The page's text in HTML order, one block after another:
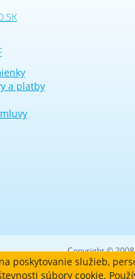
a platby
Copyright ©
poskytovanie služieb,
súbory cookie.